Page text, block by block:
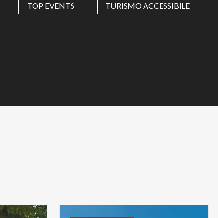
TOP EVENTS TURISMO ACCESSIBILE